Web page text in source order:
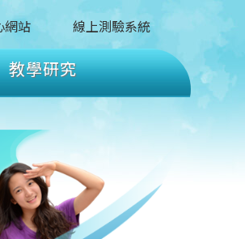
網站 線上測驗系統
教學研究